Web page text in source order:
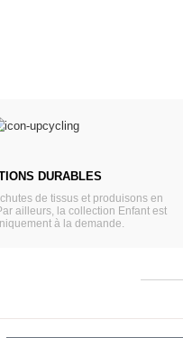
DURABLES
de tissus et produisons en
ailleurs, la collection Enfant est
à la demande.